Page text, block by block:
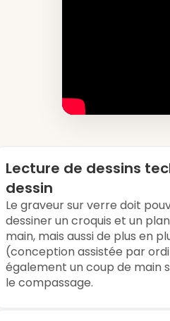
Lecture de dessins
dessin
Le graveur sur verre doit
dessiner un croquis et un
main, mais aussi de plus en
(conception assistée par
également un coup de main
le compassage.